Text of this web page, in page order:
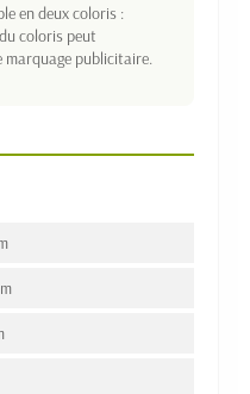
en deux coloris :
coloris peut
marquage publicitaire.